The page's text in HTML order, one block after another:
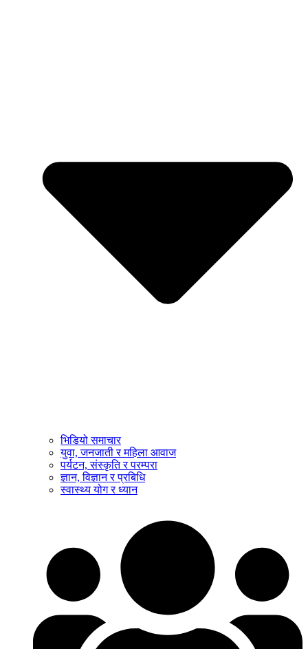
भिडियो समाचार
युवा, जनजाती र महिला आवाज
पर्यटन, संस्कृति र परम्परा
ज्ञान, विज्ञान र प्रबिधि
स्वास्थ्य योग र ध्यान